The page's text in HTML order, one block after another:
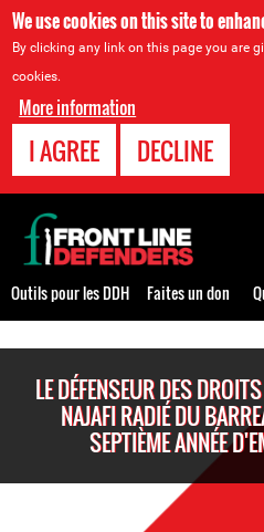
We use cookies on this site to
By clicking any link on this page you are
cookies.
More information
I AGREE DECLINE
LE DÉFENSEUR DES
NAJAFI RADIÉ DU
SEPTIÈME ANNÉE
Back
to
top
Outils pour les DDH Faites un don